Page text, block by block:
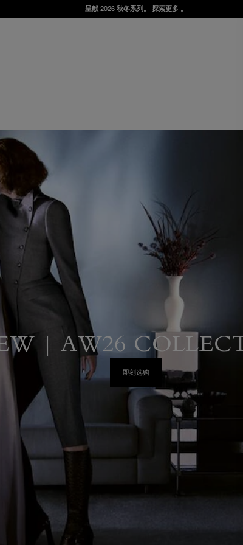
呈献 2026 秋冬系列。 探索更多 。
| AW26
即刻选购